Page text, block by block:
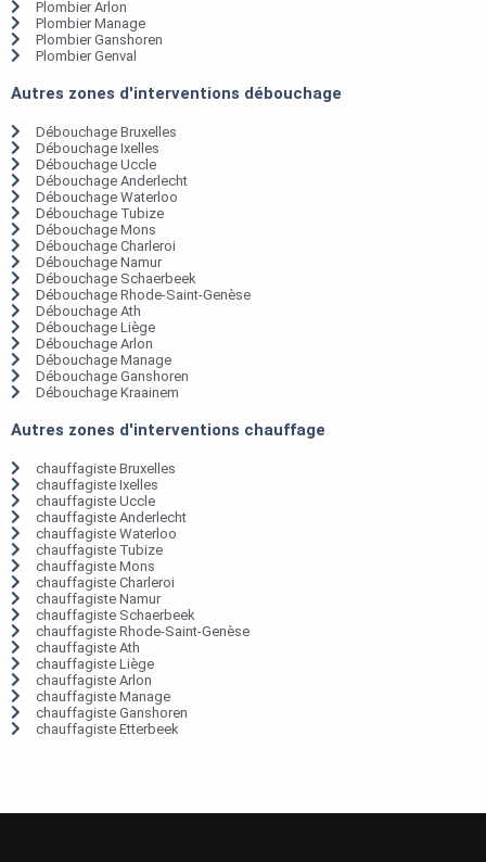
Plombier Arlon
Plombier Manage
Plombier Ganshoren
Plombier Genval
Autres zones d'interventions débouchage
Débouchage Bruxelles
Débouchage Ixelles
Débouchage Uccle
Débouchage Anderlecht
Débouchage Waterloo
Débouchage Tubize
Débouchage Mons
Débouchage Charleroi
Débouchage Namur
Débouchage Schaerbeek
Débouchage Rhode-Saint-Genèse
Débouchage Ath
Débouchage Liège
Débouchage Arlon
Débouchage Manage
Débouchage Ganshoren
Débouchage Kraainem
Autres zones d'interventions chauffage
chauffagiste Bruxelles
chauffagiste Ixelles
chauffagiste Uccle
chauffagiste Anderlecht
chauffagiste Waterloo
chauffagiste Tubize
chauffagiste Mons
chauffagiste Charleroi
chauffagiste Namur
chauffagiste Schaerbeek
chauffagiste Rhode-Saint-Genèse
chauffagiste Ath
chauffagiste Liège
chauffagiste Arlon
chauffagiste Manage
chauffagiste Ganshoren
chauffagiste Etterbeek